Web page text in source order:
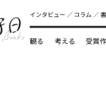
インタビュー コラム
観る 考える 受賞作